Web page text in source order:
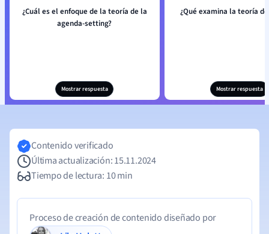
¿Cuál es el enfoque de la teoría de la
agenda-setting?
Mostrar respuesta
¿Qué examina la teoría
Mostrar respuesta
Contenido verificado
Última actualización: 15.11.2024
Tiempo de lectura: 10 min
Proceso de creación de contenido diseñado por